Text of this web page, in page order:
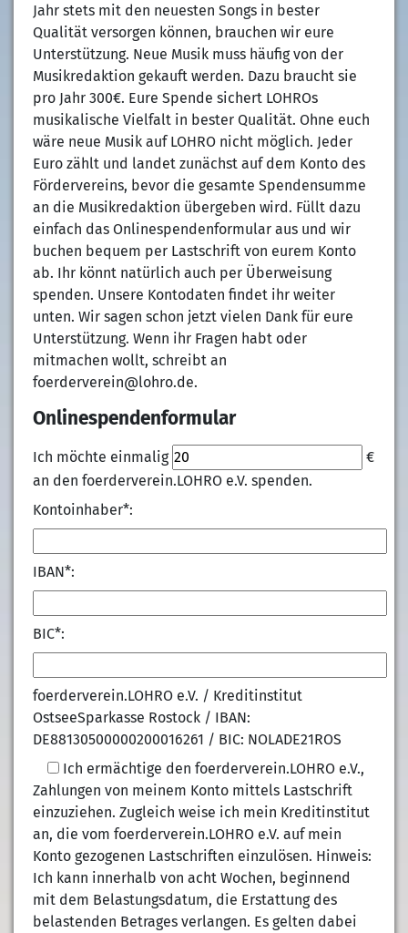
Jahr stets mit den neuesten Songs in bester
Qualität versorgen können, brauchen wir eure
Unterstützung. Neue Musik muss häufig von der
Musikredaktion gekauft werden. Dazu braucht sie
pro Jahr 300€. Eure Spende sichert LOHROs
musikalische Vielfalt in bester Qualität. Ohne euch
wäre neue Musik auf LOHRO nicht möglich. Jeder
Euro zählt und landet zunächst auf dem Konto des
Fördervereins, bevor die gesamte Spendensumme
an die Musikredaktion übergeben wird. Füllt dazu
einfach das Onlinespendenformular aus und wir
buchen bequem per Lastschrift von eurem Konto
ab. Ihr könnt natürlich auch per Überweisung
spenden. Unsere Kontodaten findet ihr weiter
unten. Wir sagen schon jetzt vielen Dank für eure
Unterstützung. Wenn ihr Fragen habt oder
mitmachen wollt, schreibt an
foerderverein@lohro.de.
Onlinespendenformular
Ich möchte einmalig
€
an den foerderverein.LOHRO e.V. spenden.
Kontoinhaber*:
IBAN*:
BIC*:
foerderverein.LOHRO e.V. / Kreditinstitut
OstseeSparkasse Rostock / IBAN:
DE88130500000200016261 / BIC: NOLADE21ROS
Ich ermächtige den foerderverein.LOHRO e.V.,
Zahlungen von meinem Konto mittels Lastschrift
einzuziehen. Zugleich weise ich mein Kreditinstitut
an, die vom foerderverein.LOHRO e.V. auf mein
Konto gezogenen Lastschriften einzulösen. Hinweis:
Ich kann innerhalb von acht Wochen, beginnend
mit dem Belastungsdatum, die Erstattung des
belastenden Betrages verlangen. Es gelten dabei